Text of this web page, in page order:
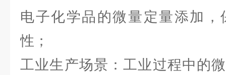
电子化学品的微量定量添加
性；
工业生产场景：工业过程中的